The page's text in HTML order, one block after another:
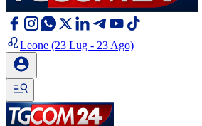
Leone (23 Lug - 23 Ago)